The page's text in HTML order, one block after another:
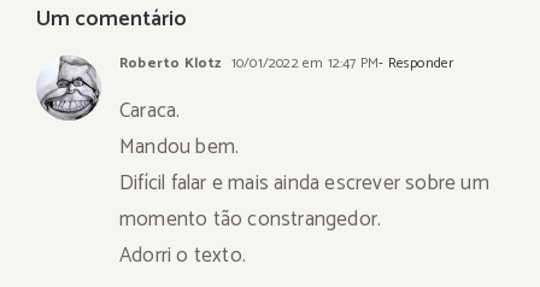
Um comentário
Roberto Klotz 10/01/2022 em 12:47 PM- Responder
Caraca.
Mandou bem.
Difícil falar e mais ainda escrever sobre um
momento tão constrangedor.
Adorri o texto.